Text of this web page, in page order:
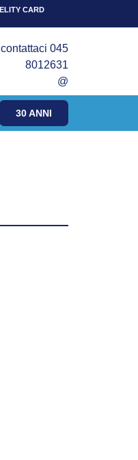
ANNI DEL
CARD
contattaci 045
8012631
@
30 ANNI